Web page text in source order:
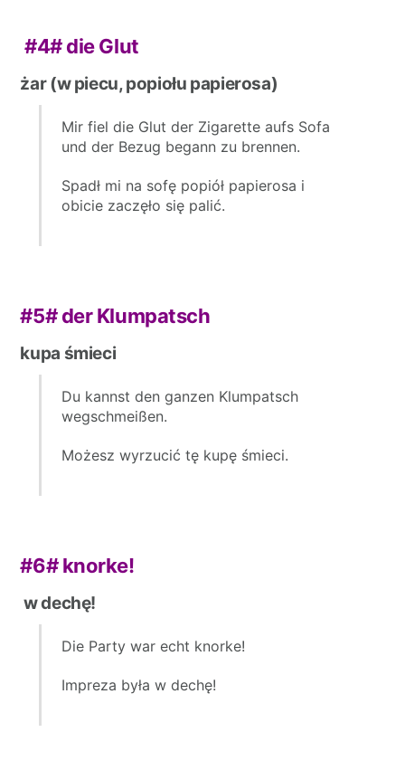
#4#die Glut
żar (w piecu, popiołu papierosa)
Mir fiel die Glut der Zigarette aufs Sofa
und der Bezug begann zu brennen.
Spadł mi na sofę popiół papierosa i
obicie zaczęło się palić.
#5#der Klumpatsch
kupa śmieci
Du kannst den ganzen Klumpatsch
wegschmeißen.
Możesz wyrzucić tę kupę śmieci.
#6#knorke!
w dechę!
Die Party war echt knorke!
Impreza była w dechę!